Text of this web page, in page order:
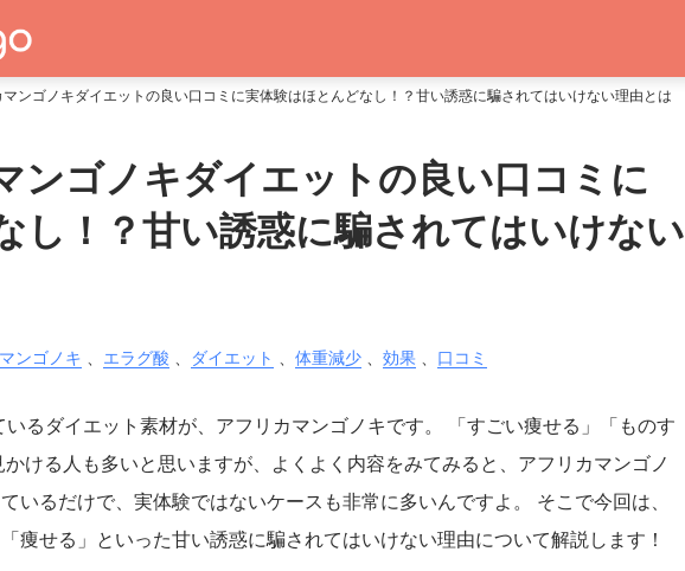
マンゴノキダイエットの良い口コミに実体験はほとんどなし！？甘い誘惑に騙されてはいけない理由とは
ンゴノキダイエットの良い口コミに
し！？甘い誘惑に騙されてはいけない
ンゴノキ エラグ酸 ダイエット 体重減少 効果 口コミ
るダイエット素材が、アフリカマンゴノキです。 「すごい痩せる」「ものす
ける人も多いと思いますが、よくよく内容をみてみると、アフリカマンゴノ
いるだけで、実体験ではないケースも非常に多いんですよ。 そこで今回は、
痩せる」といった甘い誘惑に騙されてはいけない理由について解説します！